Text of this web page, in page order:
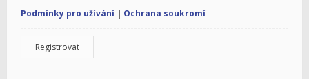
Podmínky pro užívání | Ochrana soukromí
Registrovat